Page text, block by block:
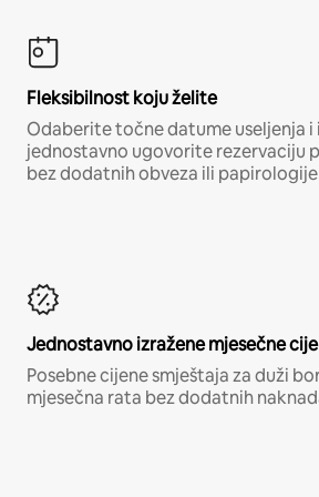
Fleksibilnost koju želite
Odaberite točne datume useljenja i
jednostavno ugovorite rezervaciju
bez dodatnih obveza ili
Jednostavno izražene mjesečne
Posebne cijene smještaja za duži
mjesečna rata bez dodatnih